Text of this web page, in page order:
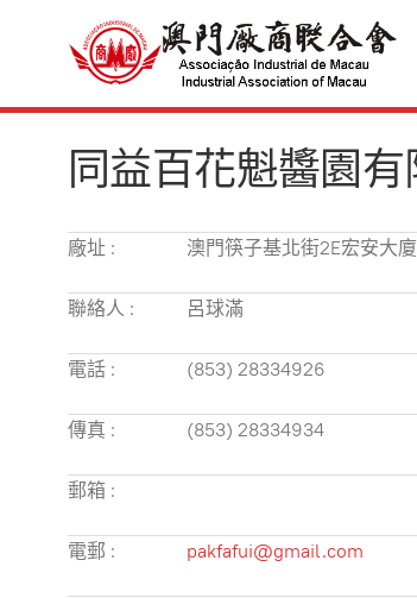
同益百花魁醬園有
廠址 : 澳門筷子基北街2E宏安大
聯絡人 : 呂球滿
電話 : (853) 28334926
傳真 : (853) 28334934
郵箱 :
電郵 : pakfafui@gmail.com